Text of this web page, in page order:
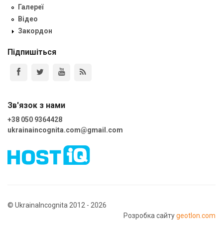
Галереї
Відео
Закордон
Підпишіться
Зв'язок з нами
+38 050 9364428
ukrainaincognita.com@gmail.com
© UkrainaIncognita 2012 - 2026
Розробка сайтуgeotlon.com